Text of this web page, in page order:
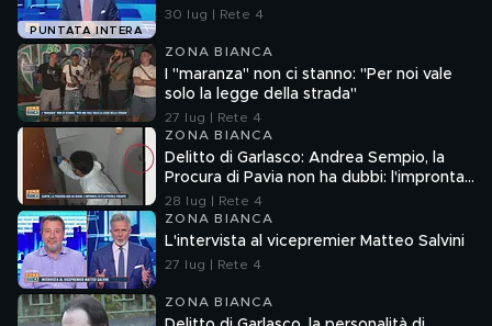
PUNTATA INTERA
30 lug | Rete 4
ZONA BIANCA
I "maranza" non ci stanno: "Per noi vale
solo la legge della strada"
27 lug | Rete 4
ZONA BIANCA
Delitto di Garlasco: Andrea Sempio, la
Procura di Pavia non ha dubbi: l'impronta
33 è la pistola fumante
28 lug | Rete 4
ZONA BIANCA
L'intervista al vicepremier Matteo Salvini
27 lug | Rete 4
ZONA BIANCA